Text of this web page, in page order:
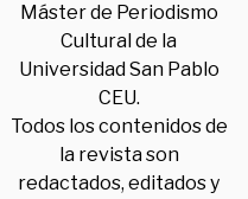
Máster de Periodismo
Cultural de la
Universidad San Pablo
CEU.
Todos los contenidos de
la revista son
redactados, editados y